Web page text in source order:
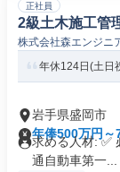
正社員
2級土木施工管
株式会社森エンジニ
年休124日(土日
岩手県盛岡市
年俸500万円～
求める人材: ✅
通自動車第一...